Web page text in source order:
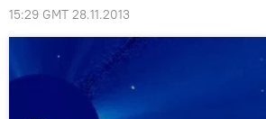
15:29 GMT 28.11.2013